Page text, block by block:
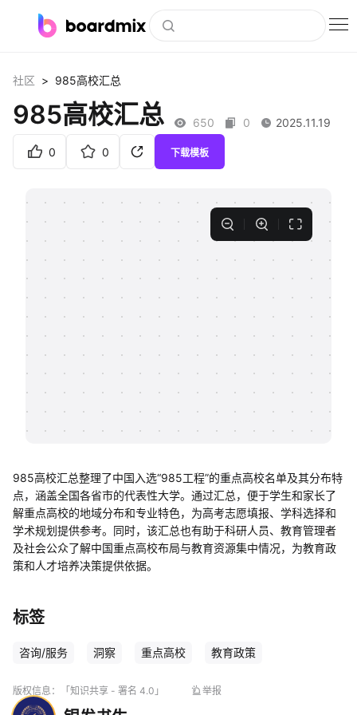
社区资源
私有化部署
支持
帮助中心
知识分享社区
社区 > 985高校汇总
985高校汇总 650 0 2025.11.19
0 0 下载模板
985高校汇总整理了中国入选“985工程”的重点高校名单及其分布特
点，涵盖全国各省市的代表性大学。通过汇总，便于学生和家长了
解重点高校的地域分布和专业特色，为高考志愿填报、学科选择和
学术规划提供参考。同时，该汇总也有助于科研人员、教育管理者
及社会公众了解中国重点高校布局与教育资源集中情况，为教育政
策和人才培养决策提供依据。
标签
咨询/服务 洞察 重点高校 教育政策
版权信息： 「知识共享 - 署名 4.0」 举报